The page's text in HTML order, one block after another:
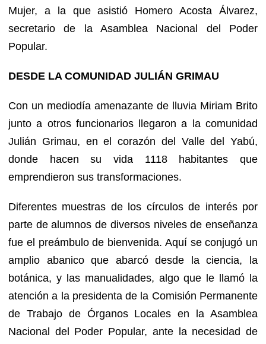
Mujer, a la que asistió Homero Acosta Álvarez,
secretario de la Asamblea Nacional del Poder
Popular.
DESDE LA COMUNIDAD JULIÁN GRIMAU
Con un mediodía amenazante de lluvia Miriam Brito
junto a otros funcionarios llegaron a la comunidad
Julián Grimau, en el corazón del Valle del Yabú,
donde hacen su vida 1118 habitantes que
emprendieron sus transformaciones.
Diferentes muestras de los círculos de interés por
parte de alumnos de diversos niveles de enseñanza
fue el preámbulo de bienvenida. Aquí se conjugó un
amplio abanico que abarcó desde la ciencia, la
botánica, y las manualidades, algo que le llamó la
atención a la presidenta de la Comisión Permanente
de Trabajo de Órganos Locales en la Asamblea
Nacional del Poder Popular, ante la necesidad de